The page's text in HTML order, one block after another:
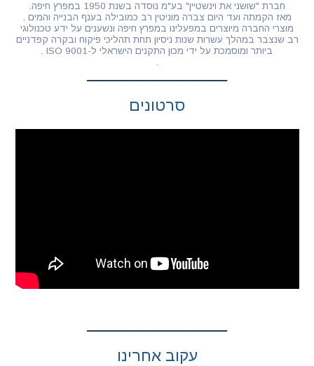
חברת "שושני את וינשטיין" בע"מ נוסדה בשנת 1950 במפרץ חיפה.
מאז הקמתה ועד היום צברה מוניטין רב כמובילה בענף הבנייה והמים ,
מוצרי החברה מיוצרים במפעלינו במפרץ חיפה ונשענים על ידע טכנולוגי
רב שנצבר במהלך עשרות שנות ניסיון תחת תהליכי פיקוח ובקרה קפדניים
ביותר ומוסמכת על ידי מכון התקנים הישראלי ל-ISO 9001 .
.
סרטונים
עקוב אחרינו